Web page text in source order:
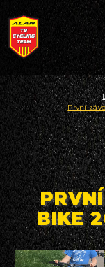
První
BIKE